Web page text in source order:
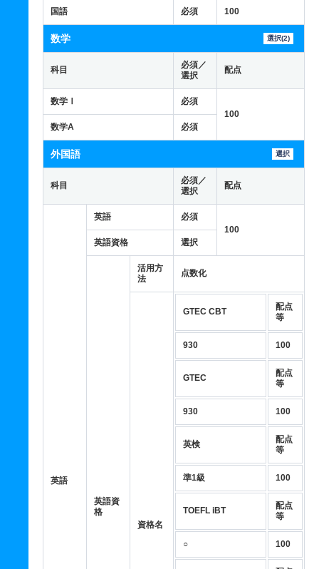
国語 必須 100
数学 選択(2)
科目
必須／
選択
配点
数学Ⅰ
必須
100
数学A
必須
外国語 選択
科目
必須／
選択
配点
英語
英語
必須
100
英語資格
選択
英語資
格
活用方
法
点数化
資格名
GTEC CBT
配点
等
930 100
GTEC
配点
等
930 100
英検
配点
等
準1級 100
TOEFL iBT
配点
等
○ 100